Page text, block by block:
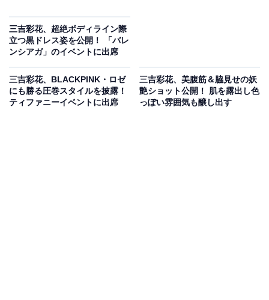
三吉彩花、超絶ボディライン際
立つ黒ドレス姿を公開！ 「バレ
ンシアガ」のイベントに出席
三吉彩花、BLACKPINK・ロゼ
にも勝る圧巻スタイルを披露！
ティファニーイベントに出席
三吉彩花、美腹筋＆脇見せの妖
艶ショット公開！ 肌を露出し色
っぽい雰囲気も醸し出す